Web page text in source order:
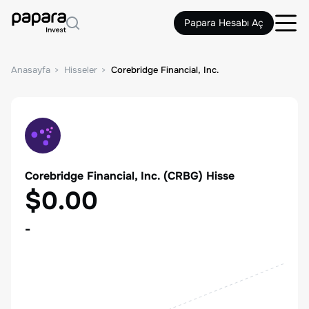
Papara Hesabı Aç
Anasayfa Hisseler Corebridge Financial, Inc.
Corebridge Financial, Inc. (CRBG) Hisse
$0.00
-